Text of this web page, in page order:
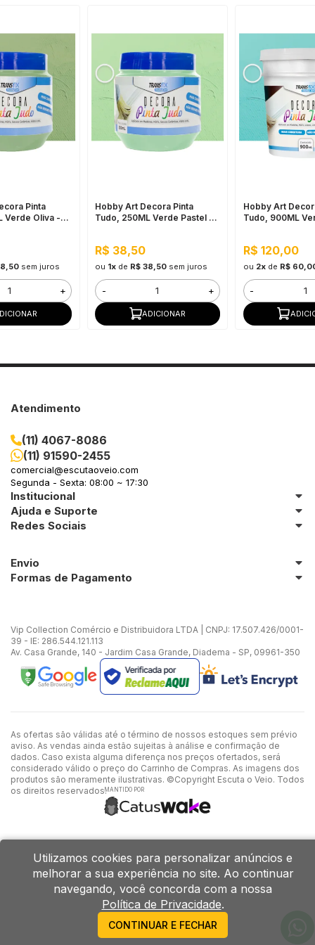
Pinta
Verde Oliva -
sem juros
+
Hobby Art Decora Pinta
Tudo, 250ML Verde Pastel -
R$ 38,50
ou 1x de R$ 38,50 sem juros
- +
ADICIONAR
Hobby Art
Tudo, 900ML
R$ 120,00
ou 2xde R$
-
Atendimento
(11) 4067-8086
(11) 91590-2455
comercial@escutaoveio.com
Segunda - Sexta: 08:00 ~ 17:30
Institucional
Ajuda e Suporte
Redes Sociais
Envio
Formas de Pagamento
Vip Collection Comércio e Distribuidora LTDA | CNPJ: 17.507.426/0001-
39 - IE: 286.544.121.113
Av. Casa Grande, 140 - Jardim Casa Grande, Diadema - SP, 09961-350
As ofertas são válidas até o término de nossos estoques sem prévio
aviso. As vendas ainda estão sujeitas à análise e confirmação de
dados. Caso exista alguma diferença nos preços ofertados, será
considerado válido o preço do Carrinho de Compras. As imagens dos
produtos são meramente ilustrativas. ©Copyright Escuta o Veio. Todos
os direitos reservados.MANTIDO POR
Utilizamos cookies para personalizar anúncios e
melhorar a sua experiência no site. Ao continuar
navegando, você concorda com a nossa
Política de Privacidade.
CONTINUAR E FECHAR